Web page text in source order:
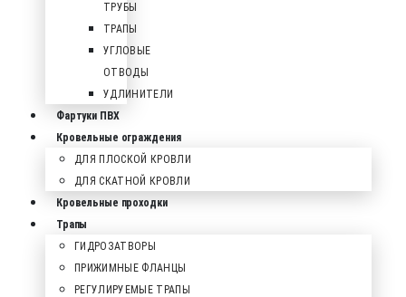
ТРУБЫ
ТРАПЫ
УГЛОВЫЕ
ОТВОДЫ
УДЛИНИТЕЛИ
Фартуки ПВХ
Кровельные ограждения
ДЛЯ ПЛОСКОЙ КРОВЛИ
ДЛЯ СКАТНОЙ КРОВЛИ
Кровельные проходки
Трапы
ГИДРОЗАТВОРЫ
ПРИЖИМНЫЕ ФЛАНЦЫ
РЕГУЛИРУЕМЫЕ ТРАПЫ